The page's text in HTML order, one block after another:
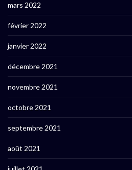
mars 2022
février 2022
janvier 2022
décembre 2021
novembre 2021
octobre 2021
septembre 2021
août 2021